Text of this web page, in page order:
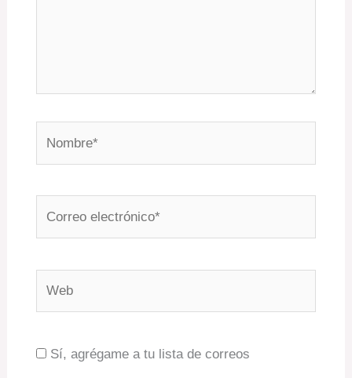
Sí, agrégame a tu lista de correos